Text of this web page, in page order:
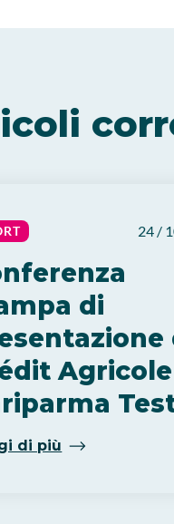
24 /
di
Agricole
di più